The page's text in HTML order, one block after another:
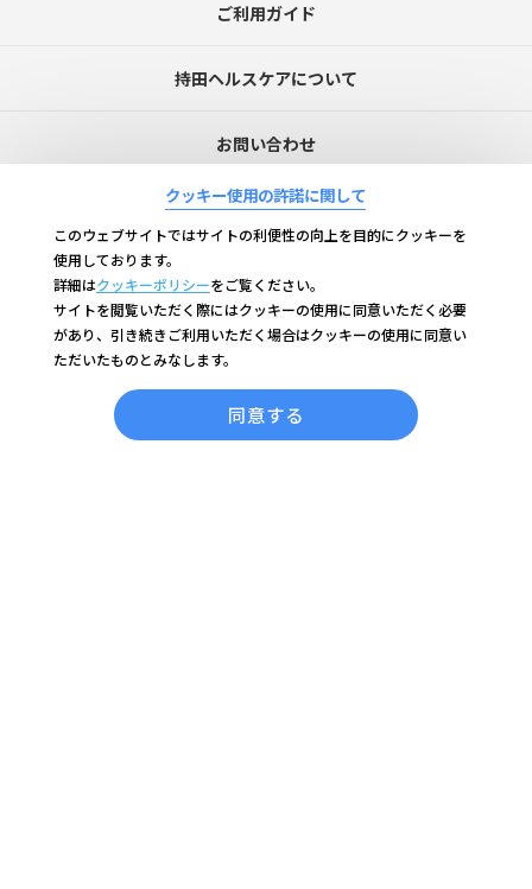
ご利用ガイド
持田ヘルスケアについて
お問い合わせ
よくあるご質問
持田ヘルスケア株式会社
サイトポリシー 企業情報
特定商取引法に基づく表記
取り扱いについて
クッキー使用の許諾に関して
このウェブサイトではサイトの利便性の向上を目的にクッキーを
使用しております。
詳細はクッキーポリシーをご覧ください。
サイトを閲覧いただく際にはクッキーの使用に同意いただく必要
があり、引き続きご利用いただく場合はクッキーの使用に同意い
ただいたものとみなします。
同意する